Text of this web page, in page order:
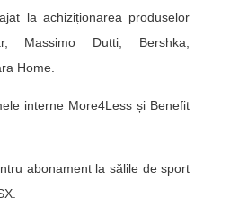
la achiziționarea produselor
Massimo Dutti, Bershka,
Home.
interne More4Less și Benefit
abonament la sălile de sport